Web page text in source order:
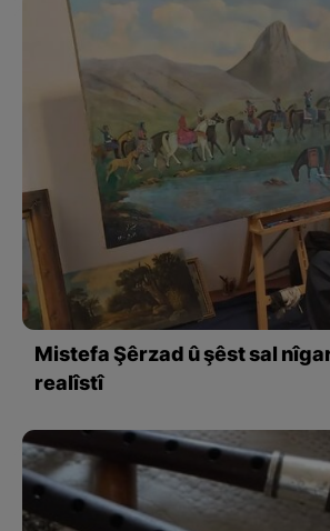
Mistefa Şêrzad û şêst sal
realîstî